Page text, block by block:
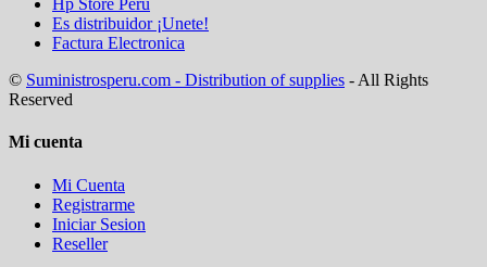
Hp Store Peru
Es distribuidor ¡Unete!
Factura Electronica
© Suministrosperu.com - Distribution of supplies - All Rights
Reserved
Mi cuenta
Mi Cuenta
Registrarme
Iniciar Sesion
Reseller